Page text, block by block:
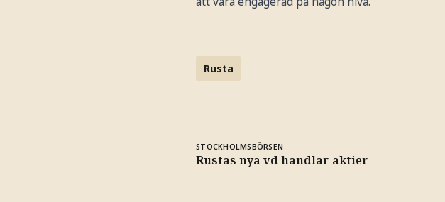
Rusta
STOCKHOLMSBÖRSEN
Rustas nya vd handlar aktier